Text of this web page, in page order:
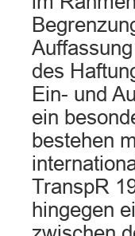
des
Ein- und
ein
bestehen
TranspR
hingegen